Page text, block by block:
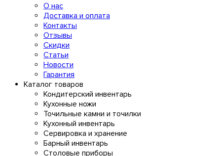
О нас
Доставка и оплата
Контакты
Отзывы
Скидки
Статьи
Новости
Гарантия
Каталог товаров
Кондитерский инвентарь
Кухонные ножи
Точильные камни и точилки
Кухонный инвентарь
Сервировка и хранение
Барный инвентарь
Столовые приборы